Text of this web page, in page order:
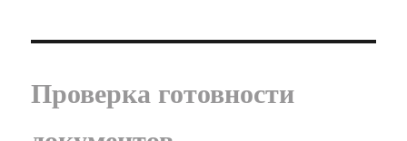
Проверка готовности